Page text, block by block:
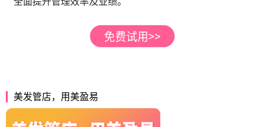
美发管店，用美盈易